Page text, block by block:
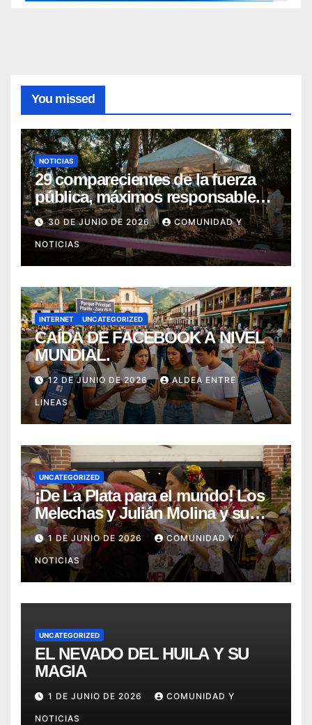
You missed
NOTICIAS
29 comparecientes de la fuerza
pública, máximos responsables
de asesinatos y desapariciones
forzadas en Huila, fueron
postulados ante el Tribunal para
la Paz para que les imponga
Sanción Propia
30 DE JUNIO DE 2026 COMUNIDAD Y
NOTICIAS
INTERNET UNCATEGORIZED
CAÍDA DE FACEBOOK A NIVEL
MUNDIAL.
12 DE JUNIO DE 2026 ALDEA ENTRE
LINEAS
UNCATEGORIZED
¡De La Plata para el mundo! Los
Melechas y Julián Molina y su
nuevo éxito: «Pere Tántico»
1 DE JUNIO DE 2026 COMUNIDAD Y
NOTICIAS
UNCATEGORIZED
EL NEVADO DEL HUILA Y SU
MAGIA
1 DE JUNIO DE 2026 COMUNIDAD Y
NOTICIAS